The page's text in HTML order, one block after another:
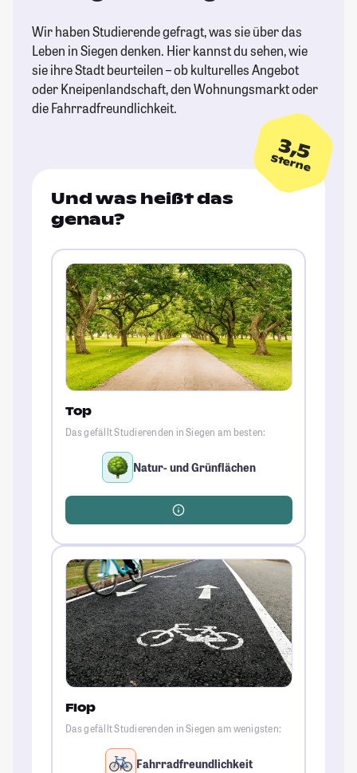
Wir haben Studierende gefragt, was sie über das
Leben in Siegen denken. Hier kannst du sehen, wie
sie ihre Stadt beurteilen – ob kulturelles Angebot
oder Kneipenlandschaft, den Wohnungsmarkt oder
die Fahrradfreundlichkeit.
3,5
Sterne
Und was heißt das
genau?
Top
Das gefällt Studierenden in Siegen am besten:
Natur- und Grünflächen
Flop
Das gefällt Studierenden in Siegen am wenigsten:
Fahrradfreundlichkeit